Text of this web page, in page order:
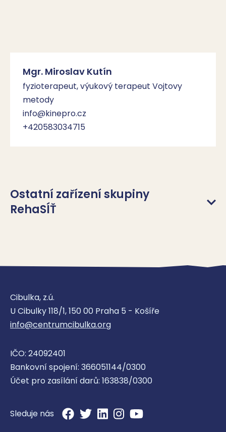
Mgr. Miroslav Kutín
fyzioterapeut, výukový terapeut Vojtovy
metody
info@kinepro.cz
+420583034715
Ostatní zařízení skupiny
RehaSÍŤ
odborníků, rodičů a partnerů, kteří spojili síly,
onkologickým onemocněním. Usilujeme o
systémovou změnu – vytváříme síť
specializovaných pracovišť, kde bude kvalitní
https://www.rehasit.cz/
Cibulka, z.ú.
U Cibulky 118/1, 150 00 Praha 5 - Košíře
info@centrumcibulka.org
IČO: 24092401
Bankovní spojení: 366051144/0300
Účet pro zasílání darů: 163838/0300
Sleduje nás